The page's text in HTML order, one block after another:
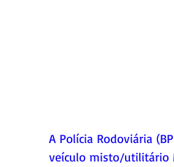
A Polícia Rodoviária
veículo misto/utilitário